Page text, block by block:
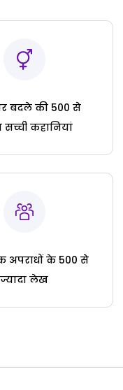
बदले की 500 से
सच्ची कहानियां
अपराधों के 500 से
ज्यादा लेख